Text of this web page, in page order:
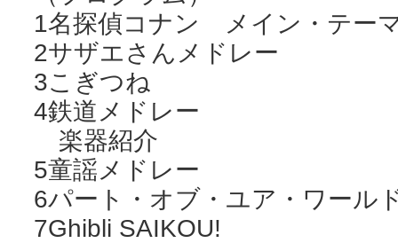
1名探偵コナン メイン・テー
2サザエさんメドレー
3こぎつね
4鉄道メドレー
楽器紹介
5童謡メドレー
6パート・オブ・ユア・ワール
7Ghibli SAIKOU!